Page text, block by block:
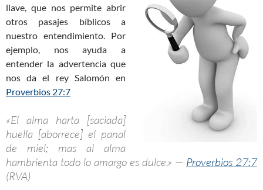
llave, que nos permite abrir
otros pasajes bíblicos a
nuestro entendimiento. Por
ejemplo, nos ayuda a
entender la advertencia que
nos da el rey Salomón en
Proverbios 27:7
«El alma harta [saciada]
huella [aborrece] el panal
de miel; mas al alma
hambrienta todo lo amargo es dulce.» — Proverbios 27:7
(RVA)